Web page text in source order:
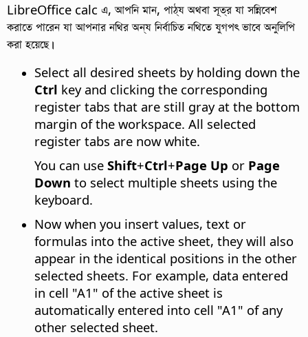
LibreOffice calc এ, আপনি মান, পাঠ্য অথবা সূত্র যা সন্নিবেশ
করাতে পারেন যা আপনার নথির অন্য নির্বাচিত নথিতে যুগপৎ ভাবে অনুলিপি
করা হয়েছে।
Select all desired sheets by holding down the
Ctrl key and clicking the corresponding
register tabs that are still gray at the bottom
margin of the workspace. All selected
register tabs are now white.
You can use Shift+Ctrl+Page Up or Page
Down to select multiple sheets using the
keyboard.
Now when you insert values, text or
formulas into the active sheet, they will also
appear in the identical positions in the other
selected sheets. For example, data entered
in cell "A1" of the active sheet is
automatically entered into cell "A1" of any
other selected sheet.